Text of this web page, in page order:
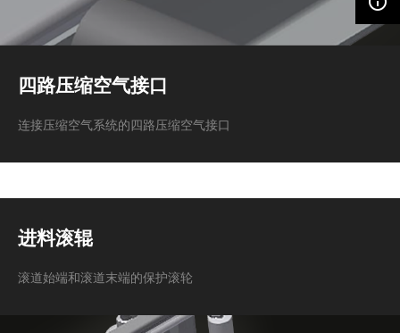
四路压缩空气接口
连接压缩空气系统的四路压缩空气接口
进料滚辊
滚道始端和滚道末端的保护滚轮